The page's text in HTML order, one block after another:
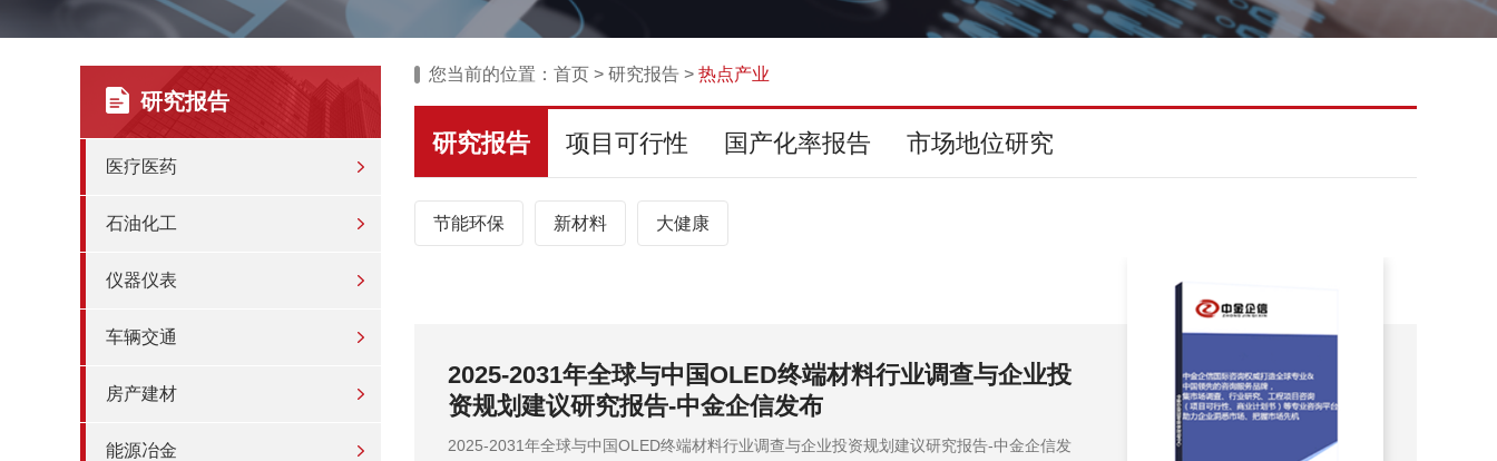
研究报告
医疗医药
石油化工
仪器仪表
车辆交通
房产建材
能源冶金
您当前的位置： 首页 > 研究报告 > 热点产业
研究报告 项目可行性 国产化率报告 市场地位研究
节能环保 新材料 大健康
2025-2031年全球与中国OLED终端材料行业调查与企业投
资规划建议研究报告-中金企信发布
2025-2031年全球与中国OLED终端材料行业调查与企业投资规划建议研究报告-中金企信发